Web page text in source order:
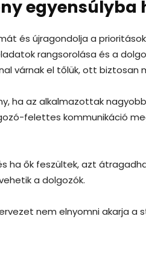
egyensúlyba
és újragondolja a
rangsorolása és a
várnak el tőlük, ott biztosan
ha az alkalmazottak
felettes kommunikáció
ha ők feszültek, azt
a dolgozók.
nem elnyomni akarja